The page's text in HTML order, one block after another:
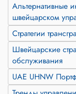
Альтернативные
швейцарском
Стратегии
Швейцарские
обслуживания
UAE UHNW